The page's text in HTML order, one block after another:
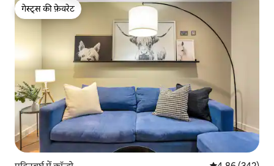
गेस्ट्स की फ़ेवरेट
गेस्ट्स की फ़ेवरेट